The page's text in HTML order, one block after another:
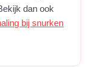
dan ook
bij snurken